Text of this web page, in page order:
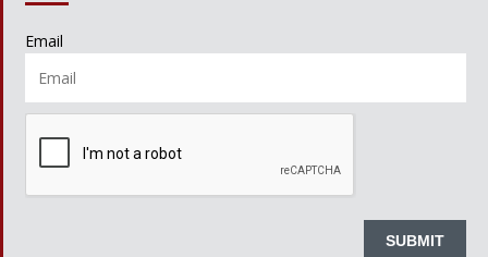
Email